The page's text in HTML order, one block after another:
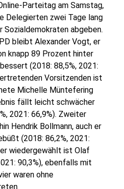
Parteitag am Samstag,
Delegierten zwei Tage lang
Sozialdemokraten abgeben.
bleibt Alexander Vogt, er
knapp 89 Prozent hinter
(2018: 88,5%, 2021:
Vorsitzenden ist
Michelle Müntefering
fällt leicht schwächer
2021: 66,9%). Zweiter
Hendrik Bollmann, auch er
(2018: 86,2%, 2021:
wiedergewählt ist Olaf
90,3%), ebenfalls mit
waren ohne